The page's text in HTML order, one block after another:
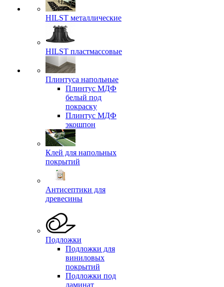
HILST металлические
HILST пластмассовые
Плинтуса напольные
Плинтус МДФ
белый под
покраску
Плинтус МДФ
экошпон
Клей для напольных
покрытий
Антисептики для
древесины
Подложки
Подложки для
виниловых
покрытий
Подложки под
ламинат